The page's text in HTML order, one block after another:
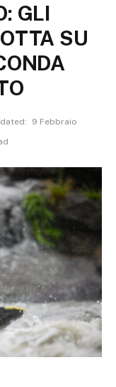
GLI
SU
9 Febbraio